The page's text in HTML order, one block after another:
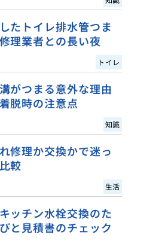
たトイレ排水管つま
理業者との長い夜
トイレ
がつまる意外な理由
脱時の注意点
知識
修理か交換かで迷っ
較
生活
ッチン水栓交換のた
と見積書のチェック